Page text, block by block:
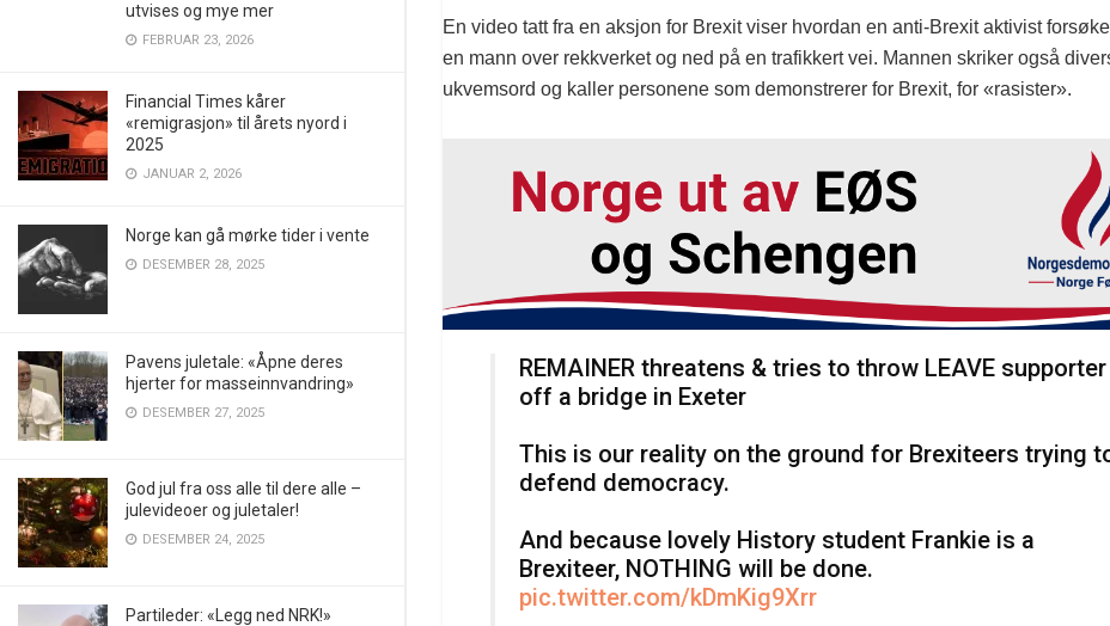
utvises og mye mer
FEBRUAR 23, 2026
Financial Times kårer
«remigrasjon» til årets nyord i
2025
JANUAR 2, 2026
Norge kan gå mørke tider i vente
DESEMBER 28, 2025
Pavens juletale: «Åpne deres
hjerter for masseinnvandring»
DESEMBER 27, 2025
God jul fra oss alle til dere alle –
julevideoer og juletaler!
DESEMBER 24, 2025
Partileder: «Legg ned NRK!»
En video tatt fra en aksjon for Brexit viser hvordan en anti-Brexit aktivist
en mann over rekkverket og ned på en trafikkert vei. Mannen skriker også
ukvemsord og kaller personene som demonstrerer for Brexit, for «rasister».
REMAINER threatens & tries to throw LEAVE supporter
off a bridge in Exeter
This is our reality on the ground for Brexiteers trying
defend democracy.
And because lovely History student Frankie is a
Brexiteer, NOTHING will be done.
pic.twitter.com/kDmKig9Xrr